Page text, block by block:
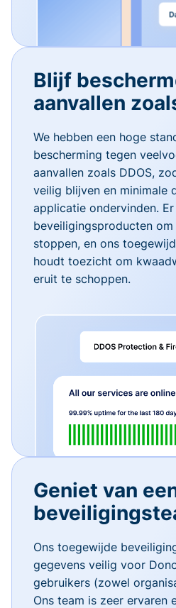
Blijf
aanvallen
We hebben een hoge
bescherming tegen
aanvallen zoals DDOS,
veilig blijven en minimale
applicatie ondervinden.
beveiligingsproducten
stoppen, en ons
houdt toezicht om
eruit te schoppen.
Geniet van
Ons toegewijde
gegevens veilig voor
gebruikers (zowel
Ons team is zeer ervaren